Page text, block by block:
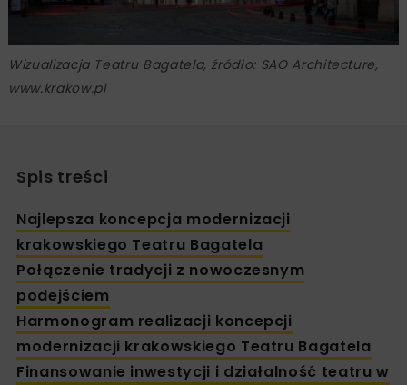
Wizualizacja Teatru Bagatela, źródło: SAO Architecture,
www.krakow.pl
Spis treści
Najlepsza koncepcja modernizacji
krakowskiego Teatru Bagatela
Połączenie tradycji z nowoczesnym
podejściem
Harmonogram realizacji koncepcji
modernizacji krakowskiego Teatru Bagatela
Finansowanie inwestycji i działalność teatru w